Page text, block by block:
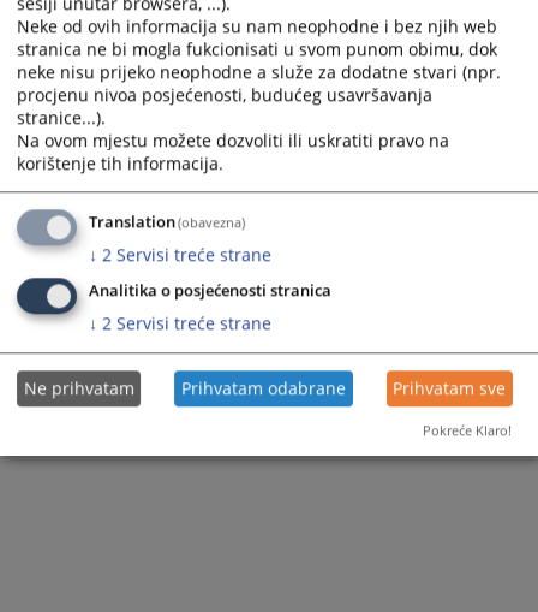
Остале продаје
Neke od ovih informacija su nam neophodne i bez njih web
stranica ne bi mogla fukcionisati u svom punom obimu, dok
neke nisu prijeko neophodne a služe za dodatne stvari (npr.
procjenu nivoa posjećenosti, budućeg usavršavanja
stranice...).
Na ovom mjestu možete dozvoliti ili uskratiti pravo na
korištenje tih informacija.
Translation(obavezna)
↓ 2 Servisi treće strane
Analitika o posjećenosti stranica
↓ 2 Servisi treće strane
Ne prihvatam Prihvatam odabrane Prihvatam sve
Pokreće Klaro!